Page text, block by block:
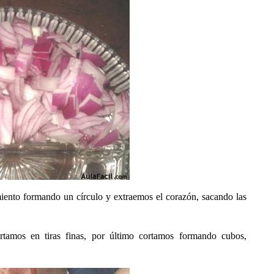
formando un círculo y extraemos el corazón, sacando las
en tiras finas, por último cortamos formando cubos,